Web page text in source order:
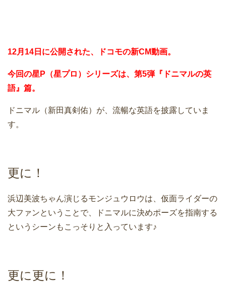
12月14日に公開された、ドコモの新CM動画。
今回の星P（星プロ）シリーズは、第5弾『ドニマルの英
語』篇。
ドニマル（新田真剣佑）が、流暢な英語を披露していま
す。
更に！
浜辺美波ちゃん演じるモンジュウロウは、仮面ライダーの
大ファンということで、ドニマルに決めポーズを指南する
というシーンもこっそりと入っています♪
更に更に！